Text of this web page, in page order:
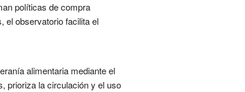
políticas de compra
el observatorio facilita el
alimentaria mediante el
prioriza la circulación y el uso